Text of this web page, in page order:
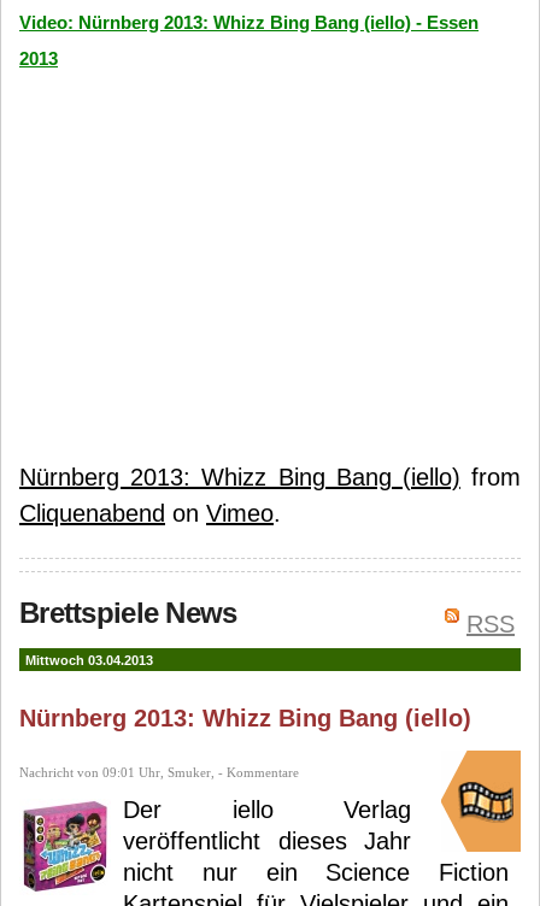
Video: Nürnberg 2013: Whizz Bing Bang (iello) - Essen
2013
Nürnberg 2013: Whizz Bing Bang (iello) from
Cliquenabend on Vimeo.
RSS
Brettspiele News
Mittwoch 03.04.2013
Nürnberg 2013: Whizz Bing Bang (iello)
Nachricht von 09:01 Uhr, Smuker, - Kommentare
Der iello Verlag
veröffentlicht dieses Jahr
nicht nur ein Science Fiction